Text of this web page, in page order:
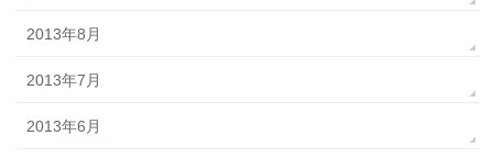
2013年8月
2013年7月
2013年6月